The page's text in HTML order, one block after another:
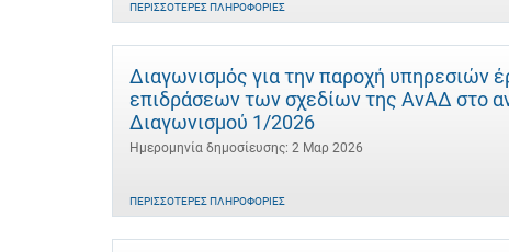
ΠΕΡΙΣΣΌΤΕΡΕΣ ΠΛΗΡΟΦΟΡΊΕΣ
Διαγωνισμός για την παροχή υπηρεσιών
επιδράσεων των σχεδίων της ΑνΑΔ στο
Διαγωνισμού 1/2026
Ημερομηνία δημοσίευσης: 2 Μαρ 2026
ΠΕΡΙΣΣΌΤΕΡΕΣ ΠΛΗΡΟΦΟΡΊΕΣ